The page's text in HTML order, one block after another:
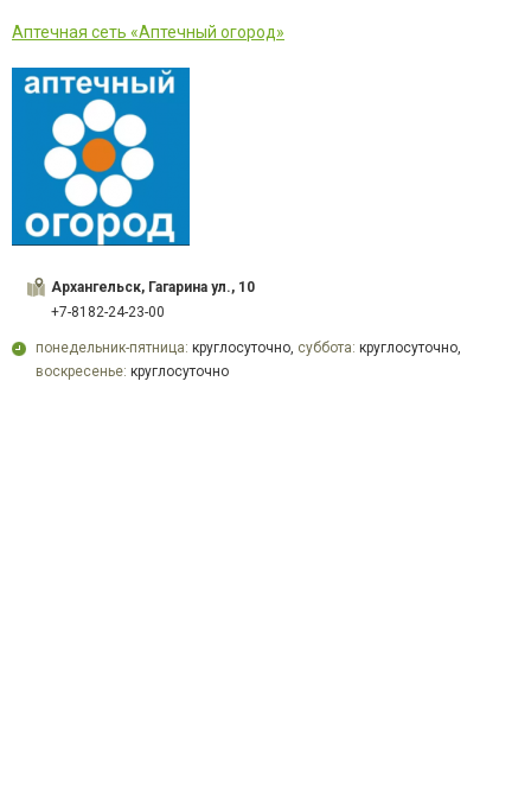
Аптечная сеть «Аптечный огород»
Архангельск, Гагарина ул., 10
+7-8182-24-23-00
понедельник-пятница: круглосуточно, суббота: круглосуточно,
воскресенье: круглосуточно